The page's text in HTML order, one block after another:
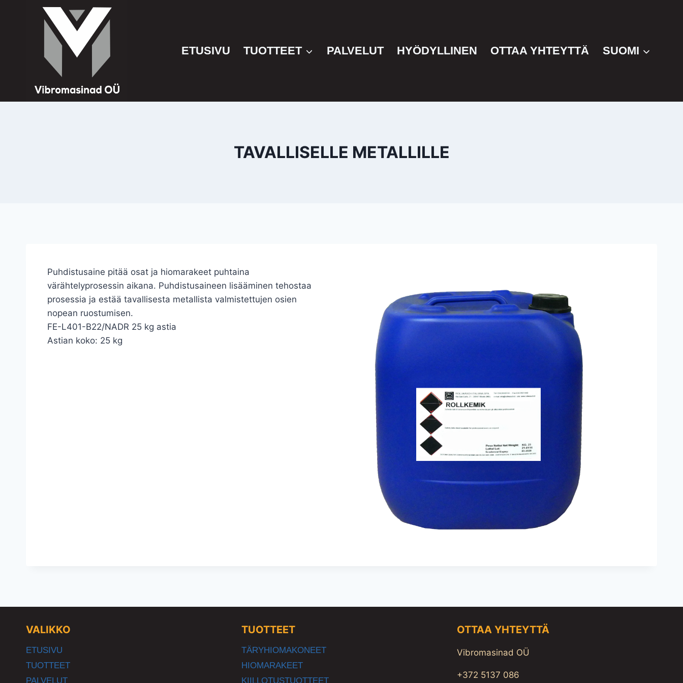
ETUSIVU TUOTTEET PALVELUT HYÖDYLLINEN OTTAA YHTEYTTÄ SUOMI
TAVALLISELLE METALLILLE
Puhdistusaine pitää osat ja hiomarakeet puhtaina
värähtelyprosessin aikana. Puhdistusaineen lisääminen tehostaa
prosessia ja estää tavallisesta metallista valmistettujen osien
nopean ruostumisen.
FE-L401-B22/NADR 25 kg astia
Astian koko: 25 kg
VALIKKO
ETUSIVU
TUOTTEET
PALVELUT
TUOTTEET
TÄRYHIOMAKONEET
HIOMARAKEET
KIILLOTUSTUOTTEET
OTTAA YHTEYTTÄ
Vibromasinad OÜ
+372 5137 086